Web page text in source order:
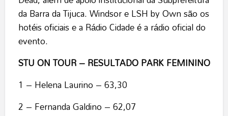
da Barra da Tijuca. Windsor e LSH by Own são os
hotéis oficiais e a Rádio Cidade é a rádio oficial do
evento.
STU ON TOUR – RESULTADO PARK FEMININO
1 – Helena Laurino – 63,30
2 – Fernanda Galdino – 62,07